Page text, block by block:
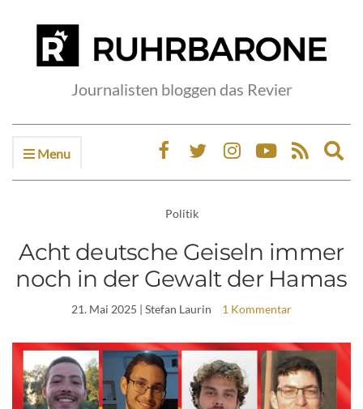
Journalisten bloggen das Revier
Menu
Politik
Acht deutsche Geiseln immer
noch in der Gewalt der Hamas
21. Mai 2025 | Stefan Laurin 1 Kommentar